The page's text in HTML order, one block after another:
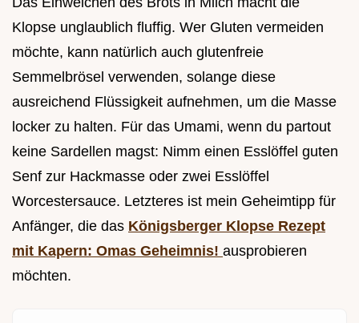
Klopse unglaublich fluffig. Wer Gluten vermeiden
möchte, kann natürlich auch glutenfreie
Semmelbrösel verwenden, solange diese
ausreichend Flüssigkeit aufnehmen, um die Masse
locker zu halten. Für das Umami, wenn du partout
keine Sardellen magst: Nimm einen Esslöffel guten
Senf zur Hackmasse oder zwei Esslöffel
Worcestersauce. Letzteres ist mein Geheimtipp für
Anfänger, die das Königsberger Klopse Rezept
mit Kapern: Omas Geheimnis! ausprobieren
möchten.